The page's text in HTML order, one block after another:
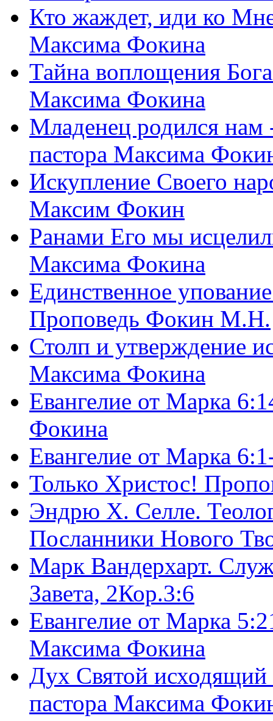
Кто жаждет, иди ко
Максима Фокина
Тайна воплощения
Максима Фокина
Младенец родился
пастора Максима
Искупление Своего
Максим Фокин
Ранами Его мы
Максима Фокина
Единственное
Проповедь Фокин М.Н.
Столп и утверждение
Максима Фокина
Евангелие от Марка
Фокина
Евангелие от Марка
Только Христос!
Эндрю Х. Селле.
Посланники Нового
Марк Вандерхарт.
Завета, 2Кор.3:6
Евангелие от Марка
Максима Фокина
Дух Святой
пастора Максима